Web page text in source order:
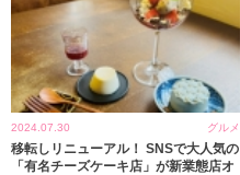
2024.07.30 グルメ
移転しリニューアル！ SNSで大人気の
「有名チーズケーキ店」が新業態店オ